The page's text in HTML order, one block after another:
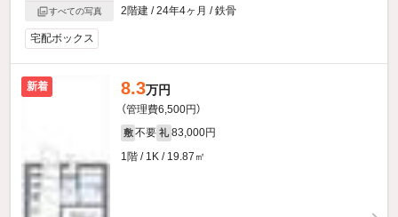
すべての写真
2階建 / 24年4ヶ月 / 鉄骨
宅配ボックス
新着 8.3万円
（管理費6,500円）
敷 不要 礼 83,000円
1階 / 1K / 19.87㎡